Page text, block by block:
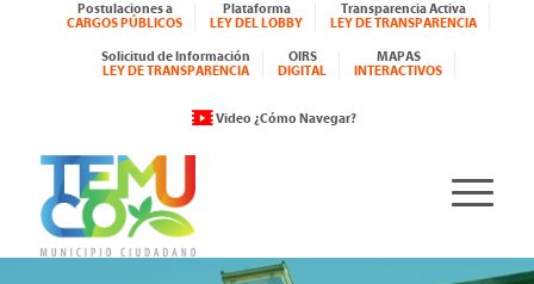
Postulaciones a
CARGOS PÚBLICOS
Plataforma
LEY DEL LOBBY
Transparencia Activa
LEY DE TRANSPARENCIA
Solicitud de Información
LEY DE TRANSPARENCIA
OIRS
DIGITAL
MAPAS
INTERACTIVOS
Video ¿Cómo Navegar?